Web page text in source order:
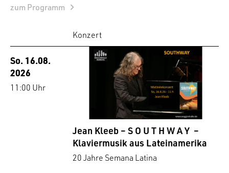
zum Programm
Konzert
So. 16.08.
2026
11:00 Uhr
Jean Kleeb – S O U T H W A Y –
Klaviermusik aus Lateinamerika
20 Jahre Semana Latina